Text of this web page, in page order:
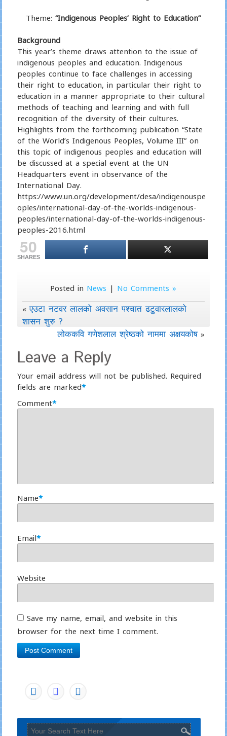
Theme:“Indigenous Peoples’ Right to Education”
Background
This year’s theme draws attention to the issue of
indigenous peoples and education. Indigenous
peoples continue to face challenges in accessing
their right to education, in particular their right to
education in a manner appropriate to their cultural
methods of teaching and learning and with full
recognition of the diversity of their cultures.
Highlights from the forthcoming publication “State
of the World’s Indigenous Peoples, Volume III” on
this topic of indigenous peoples and education will
be discussed at a special event at the UN
Headquarters event in observance of the
International Day.
https://www.un.org/development/desa/indigenouspe
oples/international-day-of-the-worlds-indigenous-
peoples/international-day-of-the-worlds-indigenous-
peoples-2016.html
50
SHARES
Posted in News | No Comments »
«एउटा नटवर लालको अवसान पश्चात ढटुवारलालको
शासन शुरु ?
लोककवि गणेशलाल श्रेष्ठको नाममा अक्षयकोष»
Leave a Reply
Your email address will not be published. Required
fields are marked*
Comment*
Name*
Email*
Website
Save my name, email, and website in this
browser for the next time I comment.